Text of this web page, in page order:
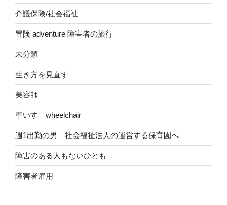
介護保険/社会福祉
冒険 adventure 障害者の旅行
未分類
生き方を見直す
美容師
車いす wheelchair
週1出勤の男 社会福祉法人の運営する保育園へ
障害のある人もないひとも
障害者雇用